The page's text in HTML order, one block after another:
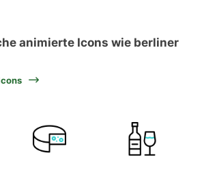
animierte Icons wie berliner